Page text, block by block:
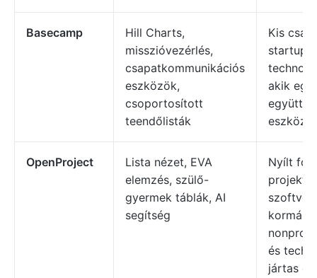
Basecamp
Hill Charts,
misszióvezérlés,
csapatkommunikációs
eszközök,
csoportosított
teendőlisták
Kis
akik
eszközt
OpenProject
Lista nézet, EVA
elemzés, szülő-
gyermek táblák, AI
segítség
Nyílt
és
jártas